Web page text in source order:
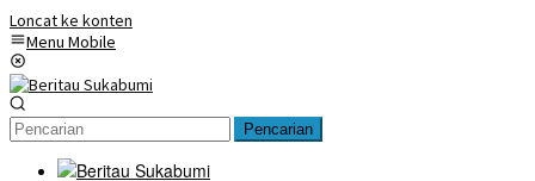
Loncat ke konten
Menu Mobile
Pencarian